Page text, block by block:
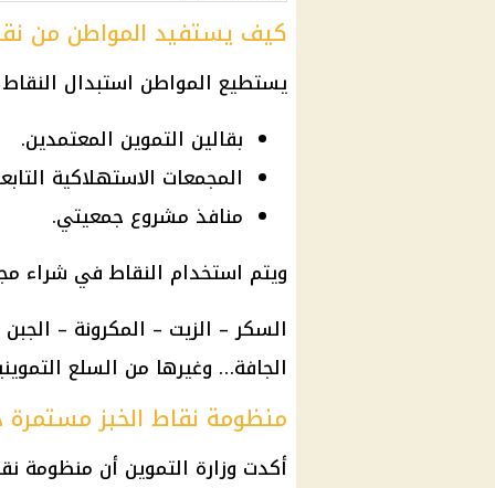
كيف يستفيد المواطن من
يستطيع المواطن استبدال
بقالين التموين المعتمدين.
المجمعات الاستهلاكية
منافذ مشروع جمعيتي.
ويتم استخدام النقاط في شراء
السكر – الزيت – المكرونة –
الجافة… وغيرها من السلع
منظومة نقاط الخبز مستمرة
أكدت وزارة التموين أن منظومة